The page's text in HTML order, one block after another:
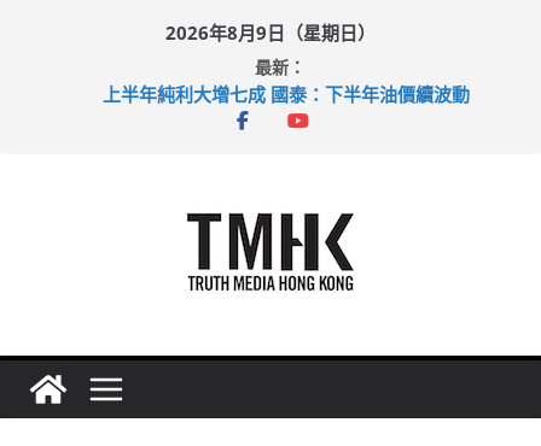
2026年8月9日（星期日）
最新：
上半年純利大增七成 國泰：下半年油價續波動
拜仁熱身賽挫維拉 啟德主場館奪錦標